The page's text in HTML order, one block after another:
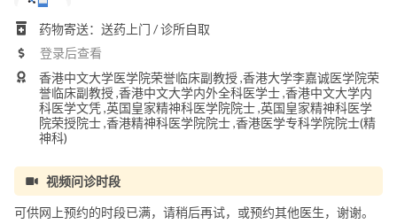
药物寄送：送药上门 / 诊所自取
登录后查看
香港中文大学医学院荣誉临床副教授 ,香港大学李嘉诚医学院荣
誉临床副教授 ,香港中文大学内外全科医学士 ,香港中文大学内
科医学文凭 ,英国皇家精神科医学院院士 ,英国皇家精神科医学
院荣授院士 ,香港精神科医学院院士 ,香港医学专科学院院士(精
神科)
视频问诊时段
可供网上预约的时段已满，请稍后再试，或预约其他医生，谢谢。